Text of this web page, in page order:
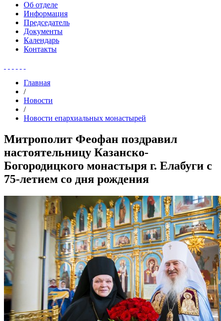
Об отделе
Информация
Председатель
Документы
Календарь
Контакты
Главная
/
Новости
/
Новости епархиальных монастырей
Митрополит Феофан поздравил
настоятельницу Казанско-
Богородицкого монастыря г. Елабуги с
75-летием со дня рождения